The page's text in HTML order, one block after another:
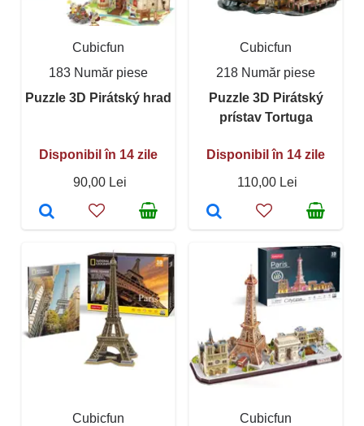
Cubicfun
183 Număr piese
Puzzle 3D Pirátský hrad
Disponibil în 14 zile
90,00 Lei
Cubicfun
218 Număr piese
Puzzle 3D Pirátský
prístav Tortuga
Disponibil în 14 zile
110,00 Lei
Cubicfun
Cubicfun